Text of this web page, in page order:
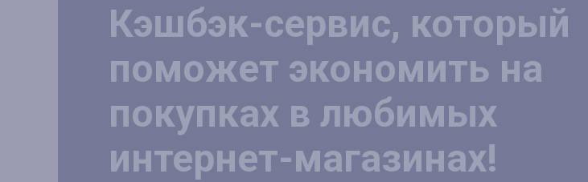
Кэшбэк-сервис, который
поможет экономить на
покупках в любимых
интернет-магазинах!